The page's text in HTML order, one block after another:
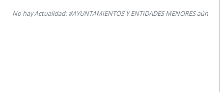
No hay Actualidad: #AYUNTAMIENTOS Y ENTIDADES MENORES aún